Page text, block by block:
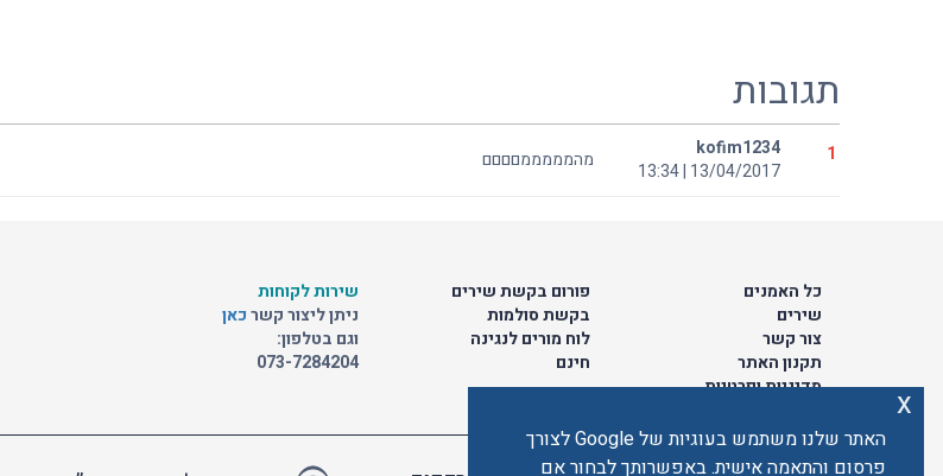
תגובות
מהמממממםםםם
kofim1234
13/04/2017 | 13:34
1
שירות לקוחות
ניתן ליצור קשרכאן
וגם בטלפון:
073-7284204
פורום בקשת שירים
בקשת סולמות
לוח מורים לנגינה
חינם
כל האמנים
שירים
צור קשר
תקנון האתר
מדיניות ופרטיות
האתר שלנו משתמש בעוגיות של Google לצורך
פרסום והתאמה אישית. באפשרותך לבחור אם
x